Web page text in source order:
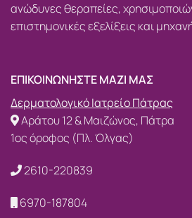
ανώδυνες θεραπείες,
επιστημονικές εξελίξεις και
ΕΠΙΚΟΙΝΩΝΗΣΤΕ ΜΑΖΙ ΜΑΣ
Δερματολογικό Ιατρείο Πάτρας
Αράτου 12 & Μαιζώνος, Πάτρα
1ος όροφος (Πλ. Όλγας)
2610-220839
6970-187804